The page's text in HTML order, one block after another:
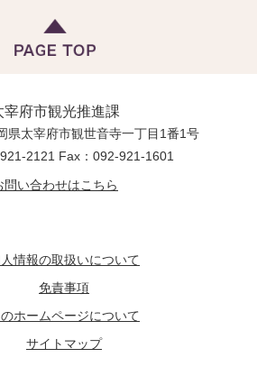
宰府市観光推進課
県太宰府市観世音寺一丁目1番1号
2121 Fax：092-921-1601
問い合わせはこちら
情報の取扱いについて
免責事項
のホームページについて
サイトマップ